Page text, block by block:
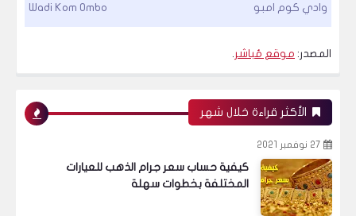
وادي كوم امبو Wadi Kom Ombo
المصدر: موقع مُباشر.
الأكثر قراءة خلال شهر
27 نوفمبر 2021
كيفية حساب سعر جرام الذهب للعيارات
المختلفة بخطوات سهلة